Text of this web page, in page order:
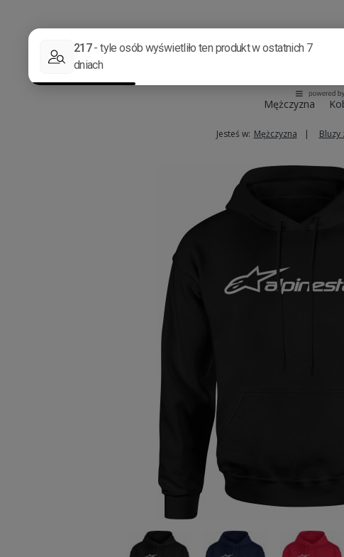
Mężczyzna
Jesteś w: Mężczyzna Bluzy